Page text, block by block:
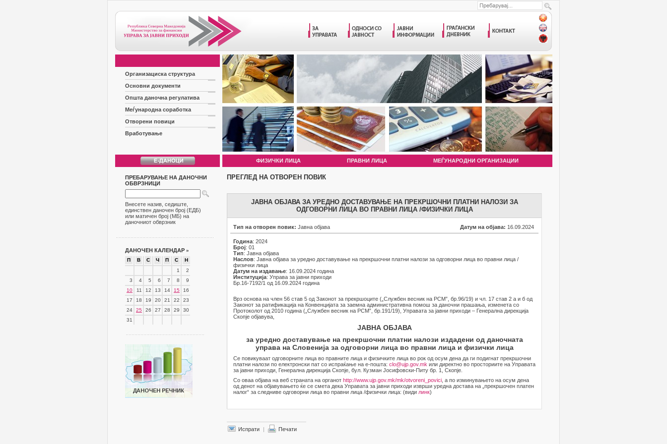
Организациска структура
Основни документи
Општа даночна регулатива
Меѓународна соработка
Отворени повици
Вработување
ФИЗИЧКИ ЛИЦА ПРАВНИ ЛИЦА МЕЃУНАРОДНИ ОРГАНИЗАЦИИ
ПРЕБАРУВАЊЕ НА ДАНОЧНИ
ОБВРЗНИЦИ
Внесете назив, седиште,
единствен даночен број (ЕДБ)
или матичен број (МБ) на
даночниот обврзник
ДАНОЧЕН КАЛЕНДАР »
П В С Ч П С
Н
1
2
3
4 5 6 7 8
9
10
11 12 13 14 15
16
17
18 19 20 21 22
23
24
25 26 27 28 29
30
31
ПРЕГЛЕД НА ОТВОРЕН ПОВИК
ЈАВНА ОБЈАВА ЗА УРЕДНО ДОСТАВУВАЊЕ НА ПРЕКРШОЧНИ ПЛАТНИ НАЛОЗИ ЗА
ОДГОВОРНИ ЛИЦА ВО ПРАВНИ ЛИЦА /ФИЗИЧКИ ЛИЦА
Тип на отворен повик: Јавна објава Датум на објава: 16.09.2024
Година: 2024
Број: 01
Тип: Јавна објава
Наслов: Јавна објава за уредно доставување на прекршочни платни налози за одговорни лица во правни лица /
физички лица
Датум на издавање: 16.09.2024 година
Институција: Управа за јавни приходи
Бр.16-7192/1 од 16.09.2024 година
Врз основа на член 56 став 5 од Законот за прекршоците („Службен весник на РСМ”, бр.96/19) и чл. 17 став 2 а и б од
Законот за ратификација на Конвенцијата за заемна административна помош за даночни прашања, изменета со
Протоколот од 2010 година („Службен весник на РСМ”, бр.191/19), Управата за јавни приходи – Генерална дирекција
Скопје објавува,
ЈАВНА ОБЈАВА
за уредно доставување на прекршочни платни налози издадени од даночната
управа на Словенија за одговорни лица во правни лица и физички лица
Се повикуваат одговорните лица во правните лица и физичките лица во рок од осум дена да ги подигнат прекршочни
платни налози по електронски пат со испраќање на е-пошта: clo@ujp.gov.mk или директно во просториите на Управата
за јавни приходи, Генерална дирекција Скопје, бул. Кузман Јосифовски-Питу бр. 1, Скопје.
Со оваа објава на веб страната на органот http://www.ujp.gov.mk/mk/otvoreni_povici , а по изминувањето на осум дена
од денот на објавувањето ќе се смета дека Управата за јавни приходи изврши уредна достава на „прекршочен платен
налог“ за следниве одговорни лица во правни лица /физички лица: (види линк)
Испрати | Печати